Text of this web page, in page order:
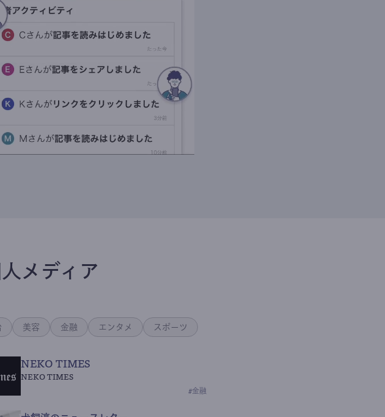
メディア
美容 金融 エンタメ スポーツ
NEKO TIMES
NEKO TIMES
#金融